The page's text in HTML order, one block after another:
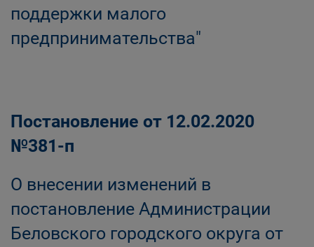
поддержки малого
предпринимательства"
Постановление от 12.02.2020
№381-п
О внесении изменений в
постановление Администрации
Беловского городского округа от